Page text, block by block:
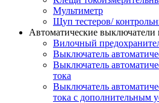
Мультиметр
Щуп тестеров/
Автоматические выключатели
Вилочный
Выключатель
Выключатель
тока
Выключатель
тока с дополнительным